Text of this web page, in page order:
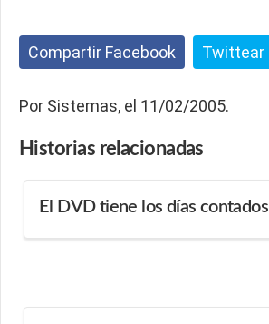
Compartir Facebook Twittear
Por Sistemas, el 11/02/2005.
Historias relacionadas
El DVD tiene los días contados